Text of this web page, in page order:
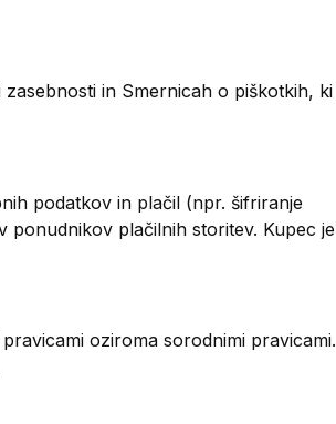
in Smernicah o piškotkih, ki
podatkov in plačil (npr. šifriranje
plačilnih storitev. Kupec je
oziroma sorodnimi pravicami.